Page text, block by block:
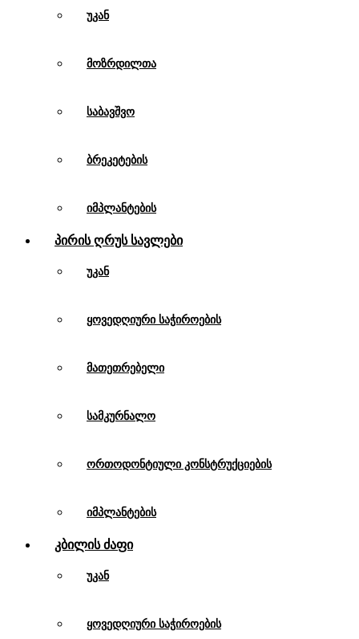
უკან
მოზრდილთა
საბავშვო
ბრეკეტების
იმპლანტების
Პირის Ღრუს Სავლები
უკან
ყოვედღიური საჭიროების
მათეთრებელი
სამკურნალო
ორთოდონტიული კონსტრუქციების
იმპლანტების
Კბილის Ძაფი
უკან
ყოვედღიური საჭიროების